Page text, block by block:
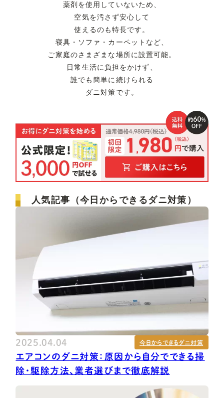
薬剤を使用していないため、
空気を汚さず安心して
使えるのも特長です。
寝具・ソファ・カーペットなど、
ご家庭のさまざまな場所に設置可能。
日常生活に負担をかけず、
誰でも簡単に続けられる
ダニ対策です。
人気記事（今日からできるダニ対策）
2025.04.04 今日からできるダニ対策
エアコンのダニ対策：原因から自分でできる掃
除・駆除方法、業者選びまで徹底解説